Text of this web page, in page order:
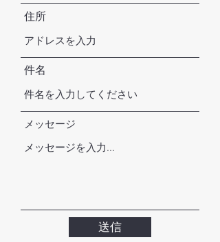
住所
件名
メッセージ
送信